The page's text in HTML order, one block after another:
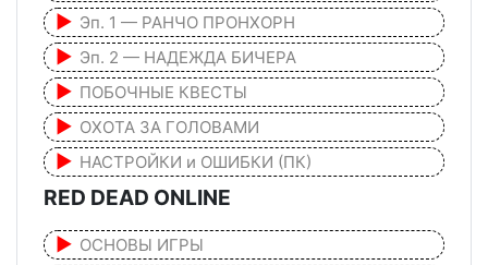
Эп. 1 — РАНЧО ПРОНХОРН
Эп. 2 — НАДЕЖДА БИЧЕРА
ПОБОЧНЫЕ КВЕСТЫ
ОХОТА ЗА ГОЛОВАМИ
НАСТРОЙКИ и ОШИБКИ (ПК)
RED DEAD ONLINE
ОСНОВЫ ИГРЫ